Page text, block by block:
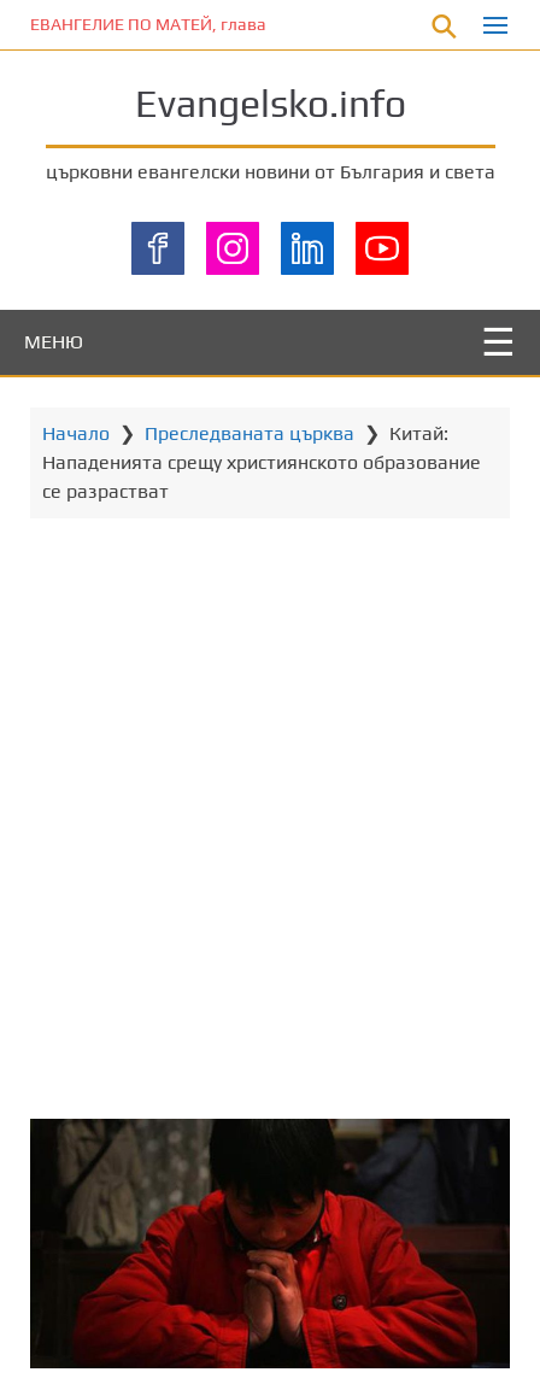
ЕВАНГЕЛИЕ ПО МАТЕЙ, глава 5:33-37
Evangelsko.info
църковни евангелски новини от България и света
МЕНЮ
Начало ❯ Преследваната църква ❯ Китай:
Нападенията срещу християнското образование
се разрастват